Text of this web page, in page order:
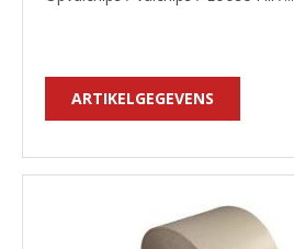
ARTIKELGEGEVENS